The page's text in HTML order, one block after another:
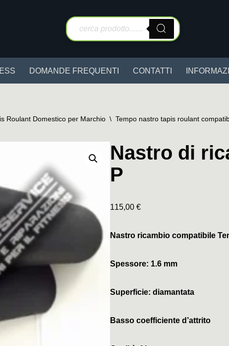
DOMANDE FREQUENTI CONTATTI
Roulant Domestico per Marchio \ Tempo nastro tapis roulant
Nastro di
P
115,00 €
Nastro ricambio compatibile
Spessore: 1.6 mm
Superficie: diamantata
Basso coefficiente d’attrito